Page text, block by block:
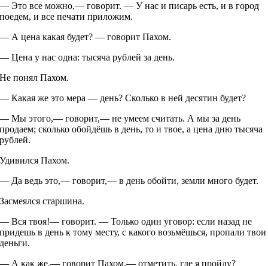
— Это все можно,— говорит. — У нас и писарь есть, и в город
поедем, и все печати приложим.
— А цена какая будет? — говорит Пахом.
— Цена у нас одна: тысяча рублей за день.
Не понял Пахом.
— Какая же это мера — день? Сколько в ней десятин будет?
— Мы этого,— говорит,— не умеем считать. А мы за день
продаем; сколько обойдёшь в день, то и твое, а цена дню тысяча
рублей.
Удивился Пахом.
— Да ведь это,— говорит,— в день обойти, земли много будет.
Засмеялся старшина.
— Вся твоя!— говорит. — Только один уговор: если назад не
придешь в день к тому месту, с какого возьмёшься, пропали твои
деньги.
— А как же,— говорит Пахом,— отметить, где я пройду?